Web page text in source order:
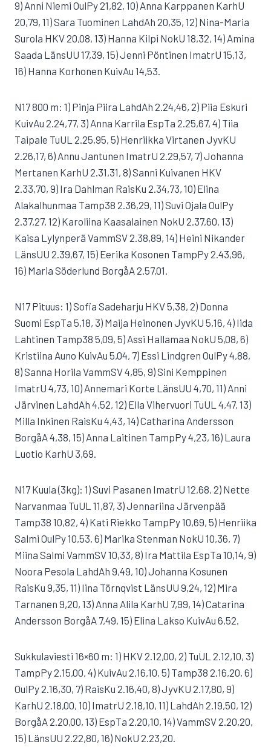
9) Anni Niemi OulPy 21,82, 10) Anna Karppanen KarhU
20,79, 11) Sara Tuominen LahdAh 20,35, 12) Nina-Maria
Surola HKV 20,08, 13) Hanna Kilpi NokU 18,32, 14) Amina
Saada LänsUU 17,39, 15) Jenni Pöntinen ImatrU 15,13,
16) Hanna Korhonen KuivAu 14,53.
N17 800 m: 1) Pinja Piira LahdAh 2.24,46, 2) Piia Eskuri
KuivAu 2.24,77, 3) Anna Karrila EspTa 2.25,67, 4) Tiia
Taipale TuUL 2.25,95, 5) Henriikka Virtanen JyvKU
2.26,17, 6) Annu Jantunen ImatrU 2.29,57, 7) Johanna
Mertanen KarhU 2.31,31, 8) Sanni Kuivanen HKV
2.33,70, 9) Ira Dahlman RaisKu 2.34,73, 10) Elina
Alakalhunmaa Tamp38 2.36,29, 11) Suvi Ojala OulPy
2.37,27, 12) Karoliina Kaasalainen NokU 2.37,60, 13)
Kaisa Lylynperä VammSV 2.38,89, 14) Heini Nikander
LänsUU 2.39,67, 15) Eerika Kosonen TampPy 2.43,96,
16) Maria Söderlund BorgåA 2.57,01.
N17 Pituus: 1) Sofia Sadeharju HKV 5,38, 2) Donna
Suomi EspTa 5,18, 3) Maija Heinonen JyvKU 5,16, 4) Iida
Lahtinen Tamp38 5,09, 5) Assi Hallamaa NokU 5,08, 6)
Kristiina Auno KuivAu 5,04, 7) Essi Lindgren OulPy 4,88,
8) Sanna Horila VammSV 4,85, 9) Sini Kemppinen
ImatrU 4,73, 10) Annemari Korte LänsUU 4,70, 11) Anni
Järvinen LahdAh 4,52, 12) Ella Vihervuori TuUL 4,47, 13)
Milla Inkinen RaisKu 4,43, 14) Catharina Andersson
BorgåA 4,38, 15) Anna Laitinen TampPy 4,23, 16) Laura
Luotio KarhU 3,69.
N17 Kuula (3kg): 1) Suvi Pasanen ImatrU 12,68, 2) Nette
Narvanmaa TuUL 11,87, 3) Jennariina Järvenpää
Tamp38 10,82, 4) Kati Riekko TampPy 10,69, 5) Henriika
Salmi OulPy 10,53, 6) Marika Stenman NokU 10,36, 7)
Miina Salmi VammSV 10,33, 8) Ira Mattila EspTa 10,14, 9)
Noora Pesola LahdAh 9,49, 10) Johanna Kosunen
RaisKu 9,35, 11) Iina Törnqvist LänsUU 9,24, 12) Mira
Tarnanen 9,20, 13) Anna Alila KarhU 7,99, 14) Catarina
Andersson BorgåA 7,49, 15) Elina Lakso KuivAu 6,52.
Sukkulaviesti 16×60 m: 1) HKV 2.12,00, 2) TuUL 2.12,10, 3)
TampPy 2.15,00, 4) KuivAu 2.16,10, 5) Tamp38 2.16,20, 6)
OulPy 2.16,30, 7) RaisKu 2.16,40, 8) JyvKU 2.17,80, 9)
KarhU 2.18,00, 10) ImatrU 2.18,10, 11) LahdAh 2.19,50, 12)
BorgåA 2.20,00, 13) EspTa 2.20,10, 14) VammSV 2.20,20,
15) LänsUU 2.22,80, 16) NokU 2.23,20.